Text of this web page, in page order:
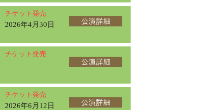
チケット発売
2026年4月30日 公演詳細
チケット発売
公演詳細
チケット発売
2026年6月12日 公演詳細